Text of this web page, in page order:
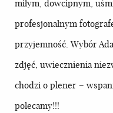
miłym, dowcipnym,
profesjonalnym
przyjemność. Wybór
zdjęć, uwiecznienia
chodzi o plener –
polecamy!!!